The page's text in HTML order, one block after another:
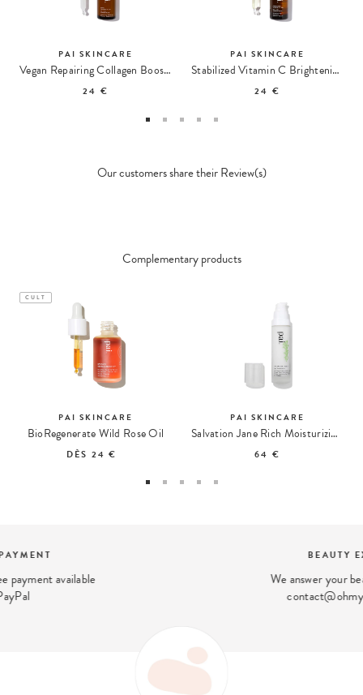
PAI SKINCARE
Vegan Repairing Collagen Booster
24 €
PAI SKINCARE
Stabilized Vitamin C Brightening Booster
24 €
Our customers share their Review(s)
Complementary products
CULT
PAI SKINCARE
BioRegenerate Wild Rose Oil
DÈS 24 €
PAI SKINCARE
Salvation Jane Rich Moisturizing Cream with Omegas
64 €
We answer your beauty questions: